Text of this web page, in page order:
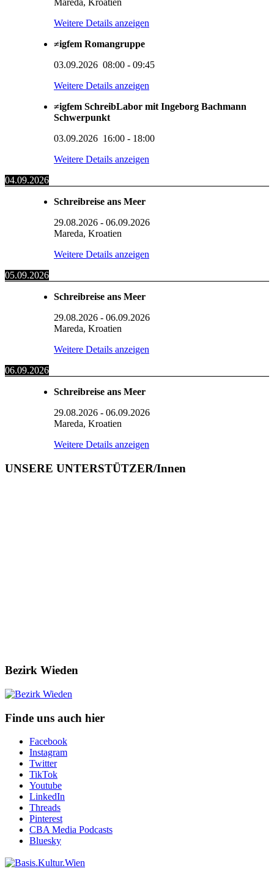
Mareda, Kroatien
Weitere Details anzeigen
≠igfem Romangruppe
03.09.2026 08:00 - 09:45
Weitere Details anzeigen
≠igfem SchreibLabor mit Ingeborg Bachmann
Schwerpunkt
03.09.2026 16:00 - 18:00
Weitere Details anzeigen
04.09.2026
Schreibreise ans Meer
29.08.2026 - 06.09.2026
Mareda, Kroatien
Weitere Details anzeigen
05.09.2026
Schreibreise ans Meer
29.08.2026 - 06.09.2026
Mareda, Kroatien
Weitere Details anzeigen
06.09.2026
Schreibreise ans Meer
29.08.2026 - 06.09.2026
Mareda, Kroatien
Weitere Details anzeigen
UNSERE UNTERSTÜTZER/Innen
Bezirk Wieden
Finde uns auch hier
Facebook
Instagram
Twitter
TikTok
Youtube
LinkedIn
Threads
Pinterest
CBA Media Podcasts
Bluesky